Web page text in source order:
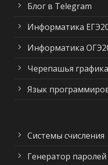
Блог в Telegram
Информатика
Информатика
Черепашья
Язык
Системы счисления
Генератор паролей